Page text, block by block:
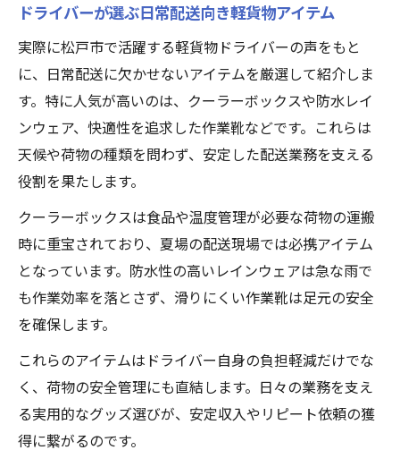
ドライバーが選ぶ日常配送向き軽貨物アイテム
実際に松戸市で活躍する軽貨物ドライバーの声をもと
に、日常配送に欠かせないアイテムを厳選して紹介しま
す。特に人気が高いのは、クーラーボックスや防水レイ
ンウェア、快適性を追求した作業靴などです。これらは
天候や荷物の種類を問わず、安定した配送業務を支える
役割を果たします。
クーラーボックスは食品や温度管理が必要な荷物の運搬
時に重宝されており、夏場の配送現場では必携アイテム
となっています。防水性の高いレインウェアは急な雨で
も作業効率を落とさず、滑りにくい作業靴は足元の安全
を確保します。
これらのアイテムはドライバー自身の負担軽減だけでな
く、荷物の安全管理にも直結します。日々の業務を支え
る実用的なグッズ選びが、安定収入やリピート依頼の獲
得に繋がるのです。